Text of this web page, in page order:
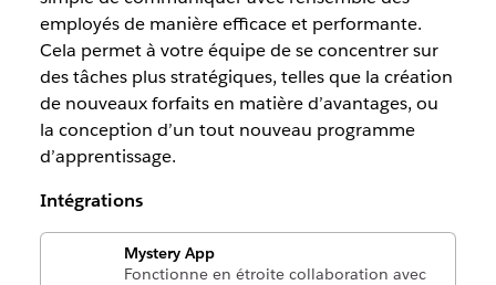
employés de manière efficace et performante.
Cela permet à votre équipe de se concentrer sur
des tâches plus stratégiques, telles que la création
de nouveaux forfaits en matière d’avantages, ou
la conception d’un tout nouveau programme
d’apprentissage.
Intégrations
Mystery App
Fonctionne en étroite collaboration avec